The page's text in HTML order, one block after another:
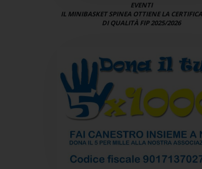
EVENTI
IL MINIBASKET SPINEA OTTIENE LA
DI QUALITÀ FIP 2025/2026